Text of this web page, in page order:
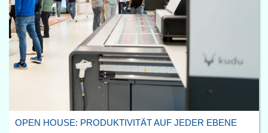
OPEN HOUSE: PRODUKTIVITÄT AUF JEDER EBENE